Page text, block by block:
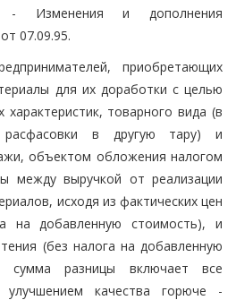
Изменения и дополнения
07.09.95.
приобретающих
для их доработки с целью
характеристик, товарного вида (в
в другую тару) и
объектом обложения налогом
между выручкой от реализации
исходя из фактических цен
на добавленную стоимость), и
(без налога на добавленную
сумма разницы включает все
качества горюче -